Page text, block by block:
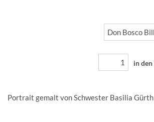
Portrait gemalt von Schwester Basilia Gürth